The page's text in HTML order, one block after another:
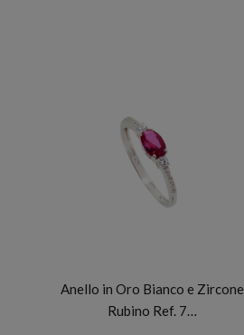
Anello in Oro Bianco e Zircone
Rubino Ref. 7…